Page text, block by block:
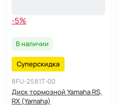
-5%
В наличии
Суперскидка
8FU-2581T-00
Диск тормозной Yamaha RS,
RX (Yamaha)